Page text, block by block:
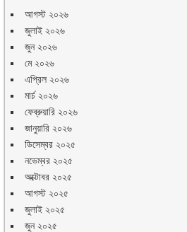
আগস্ট ২০২৬
জুলাই ২০২৬
জুন ২০২৬
মে ২০২৬
এপ্রিল ২০২৬
মার্চ ২০২৬
ফেব্রুয়ারি ২০২৬
জানুয়ারি ২০২৬
ডিসেম্বর ২০২৫
নভেম্বর ২০২৫
অক্টোবর ২০২৫
আগস্ট ২০২৫
জুলাই ২০২৫
জুন ২০২৫